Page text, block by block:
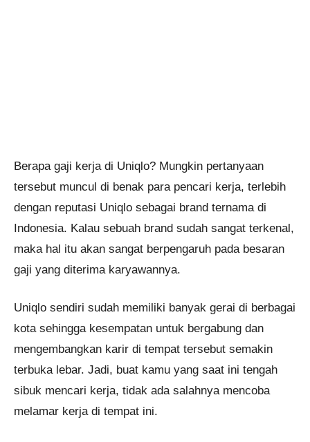
Berapa gaji kerja di Uniqlo? Mungkin pertanyaan
tersebut muncul di benak para pencari kerja, terlebih
dengan reputasi Uniqlo sebagai brand ternama di
Indonesia. Kalau sebuah brand sudah sangat terkenal,
maka hal itu akan sangat berpengaruh pada besaran
gaji yang diterima karyawannya.
Uniqlo sendiri sudah memiliki banyak gerai di berbagai
kota sehingga kesempatan untuk bergabung dan
mengembangkan karir di tempat tersebut semakin
terbuka lebar. Jadi, buat kamu yang saat ini tengah
sibuk mencari kerja, tidak ada salahnya mencoba
melamar kerja di tempat ini.